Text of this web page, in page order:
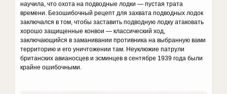
научила, что охота на подводные лодки — пустая трата
времени. Безошибочный рецепт для захвата подводных лодок
заключался в том, чтобы заставить подводную лодку атаковать
хорошо защищенные конвои — классический ход,
заключающийся в заманивании противника на выбранную вами
территорию и его уничтожении там. Неуклюжие патрули
британских авианосцев и эсминцев в сентябре 1939 года были
крайне ошибочными.